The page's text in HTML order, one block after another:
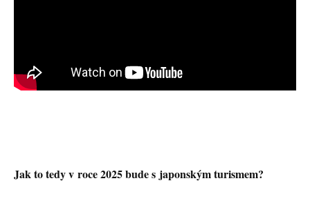
Jak to tedy v roce 2025 bude s japonským turismem?